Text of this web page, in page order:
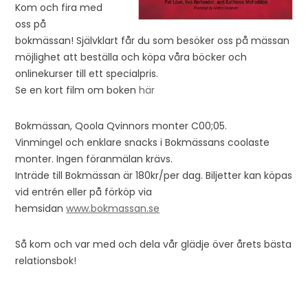
Kom och fira med
oss på
bokmässan! Självklart får du som besöker oss på mässan
möjlighet att beställa och köpa våra böcker och
onlinekurser till ett specialpris.
Se en kort film om bokenhär
Bokmässan, Qoola Qvinnors monter C00;05.
Vinmingel och enklare snacks i Bokmässans coolaste
monter. Ingen föranmälan krävs.
Inträde till Bokmässan är 180kr/per dag. Biljetter kan köpas
vid entrén eller på förköp via
hemsidanwww.bokmassan.se
Så kom och var med och dela vår glädje över årets bästa
relationsbok!